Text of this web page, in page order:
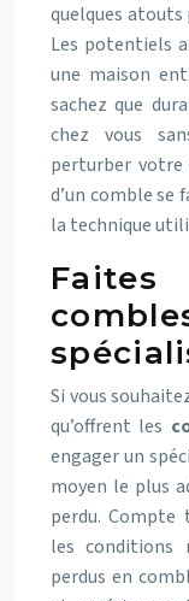
quelques
Les potentiels
une maison
sachez que
chez vous
perturber votre
d’un comble se
la technique
Si vous
qu’offrent les
engager un
moyen le plus
perdu. Compte
les conditions
perdus en